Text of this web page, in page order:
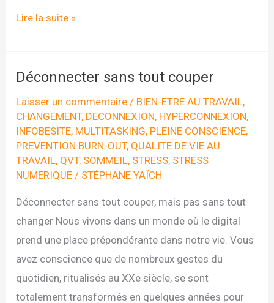
La
la
Lire la suite »
Déconnecter sans tout couper
Laisser un commentaire / BIEN-ETRE AU TRAVAIL,
CHANGEMENT, DECONNEXION, HYPERCONNEXION,
INFOBESITE, MULTITASKING, PLEINE CONSCIENCE,
PREVENTION BURN-OUT, QUALITE DE VIE AU
TRAVAIL, QVT, SOMMEIL, STRESS, STRESS
NUMERIQUE / STÉPHANE YAÏCH
Déconnecter sans tout couper, mais pas sans tout
changer Nous vivons dans un monde où le digital
prend une place prépondérante dans notre vie. Vous
avez conscience que de nombreux gestes du
quotidien, ritualisés au XXe siècle, se sont
totalement transformés en quelques années pour